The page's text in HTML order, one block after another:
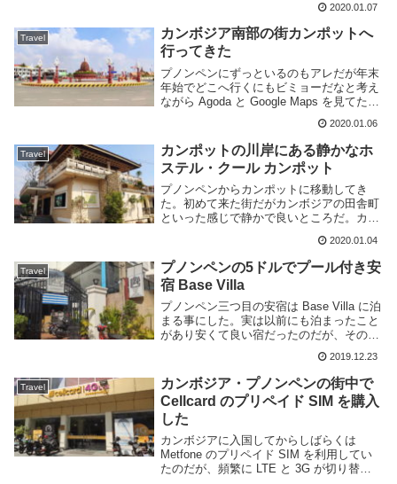
ア・ココンタイ・トラートタイ・バンコク
距離にすると650km程度あるらしいがカン
ボジア側の...
2020.01.07
Travel
カンボジア南部の街カンポットへ
行ってきた
プノンペンにずっといるのもアレだが年末
年始でどこへ行くにもビミョーだなと考え
ながら Agoda と Google Maps を見てた
って過ごしやすそうだという事に気づいて
行ってみる事にした。場所はプノン...
2020.01.06
Travel
カンポットの川岸にある静かなホ
ステル・クール カンポット
プノンペンからカンポットに移動してき
た。初めて来た街だがカンボジアの田舎町
といった感じで静かで良いところだ。カン
ルに滞在する事にした。場所はドリアンラ
ウンドアバウトから徒歩20分程度と、中心
街からはやや...
2020.01.04
Travel
プノンペンの5ドルでプール付き安
宿 Base Villa
プノンペン三つ目の安宿は Base Villa に泊
まる事にした。実は以前にも泊まったこと
があり安くて良い宿だったのだが、その時
泊まって記事にすることにした。場所はプ
ノンペンの街中・セントラルマーケット...
2019.12.23
Travel
カンボジア・プノンペンの街中で
Cellcard のプリペイド SIM を購入
した
カンボジアに入国してからしばらくは
Metfone のプリペイド SIM を利用してい
たのだが、頻繁に LTE と 3G が切り替わ